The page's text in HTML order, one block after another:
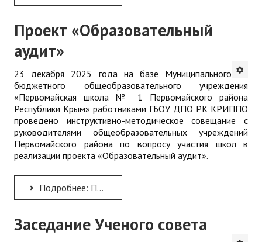
Проект «Образовательный
аудит»
23 декабря 2025 года на базе Муниципального
бюджетного общеобразовательного учреждения
«Первомайская школа № 1 Первомайского района
Республики Крым» работниками ГБОУ ДПО РК КРИППО
проведено инструктивно-методическое совещание с
руководителями общеобразовательных учреждений
Первомайского района по вопросу участия школ в
реализации проекта «Образовательный аудит».
Подробнее: Проект «Образовательный аудит»
Заседание Ученого совета